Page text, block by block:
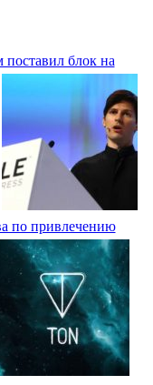
поставил блок на
по привлечению